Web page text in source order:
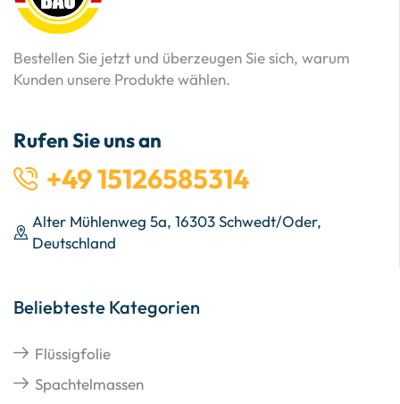
Bestellen Sie jetzt und überzeugen Sie sich, warum
Kunden unsere Produkte wählen.
Rufen Sie uns an
+49 15126585314
Alter Mühlenweg 5a, 16303 Schwedt/Oder,
Deutschland
Beliebteste Kategorien
Flüssigfolie
Spachtelmassen